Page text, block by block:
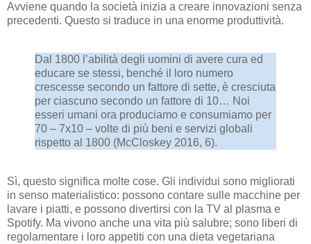
Avviene quando la società inizia a creare innovazioni senza
precedenti. Questo si traduce in una enorme produttività.
Dal 1800 l’abilità degli uomini di avere cura ed
educare se stessi, benché il loro numero
crescesse secondo un fattore di sette, è cresciuta
per ciascuno secondo un fattore di 10… Noi
esseri umani ora produciamo e consumiamo per
70 – 7x10 – volte di più beni e servizi globali
rispetto al 1800 (McCloskey 2016, 6).
Sì, questo significa molte cose. Gli individui sono migliorati
in senso materialistico: possono contare sulle macchine per
lavare i piatti, e possono divertirsi con la TV al plasma e
Spotify. Ma vivono anche una vita più salubre; sono liberi di
regolamentare i loro appetiti con una dieta vegetariana